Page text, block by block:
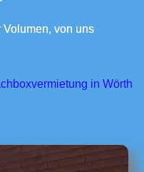
in Wörth